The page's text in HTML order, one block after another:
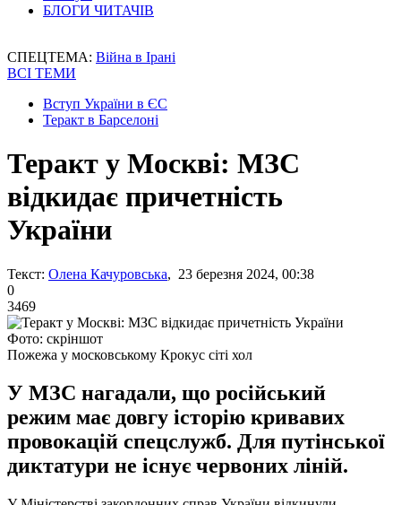
БЛОГИ ЧИТАЧІВ
СПЕЦТЕМА: Війна в Ірані
ВСІ ТЕМИ
Вступ України в ЄС
Теракт в Барселоні
Теракт у Москві: МЗС
відкидає причетність
України
Текст: Олена Качуровська, 23 березня 2024, 00:38
0
3469
Фото: скріншот
Пожежа у московському Крокус сіті хол
У МЗС нагадали, що російський
режим має довгу історію кривавих
провокацій спецслужб. Для путінської
диктатури не існує червоних ліній.